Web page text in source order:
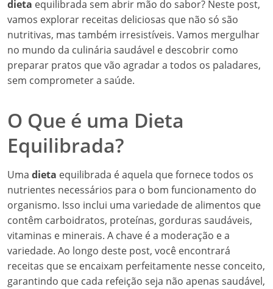
dieta equilibrada sem abrir mão do sabor? Neste post,
vamos explorar receitas deliciosas que não só são
nutritivas, mas também irresistíveis. Vamos mergulhar
no mundo da culinária saudável e descobrir como
preparar pratos que vão agradar a todos os paladares,
sem comprometer a saúde.
O Que é uma Dieta
Equilibrada?
Uma dieta equilibrada é aquela que fornece todos os
nutrientes necessários para o bom funcionamento do
organismo. Isso inclui uma variedade de alimentos que
contêm carboidratos, proteínas, gorduras saudáveis,
vitaminas e minerais. A chave é a moderação e a
variedade. Ao longo deste post, você encontrará
receitas que se encaixam perfeitamente nesse conceito,
garantindo que cada refeição seja não apenas saudável,